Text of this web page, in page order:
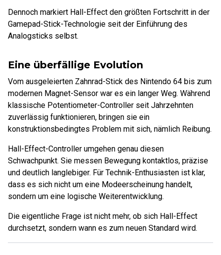
Dennoch markiert Hall-Effect den größten Fortschritt in der
Gamepad-Stick-Technologie seit der Einführung des
Analogsticks selbst.
Eine überfällige Evolution
Vom ausgeleierten Zahnrad-Stick des Nintendo 64 bis zum
modernen Magnet-Sensor war es ein langer Weg. Während
klassische Potentiometer-Controller seit Jahrzehnten
zuverlässig funktionieren, bringen sie ein
konstruktionsbedingtes Problem mit sich, nämlich Reibung.
Hall-Effect-Controller umgehen genau diesen
Schwachpunkt. Sie messen Bewegung kontaktlos, präzise
und deutlich langlebiger. Für Technik-Enthusiasten ist klar,
dass es sich nicht um eine Modeerscheinung handelt,
sondern um eine logische Weiterentwicklung.
Die eigentliche Frage ist nicht mehr, ob sich Hall-Effect
durchsetzt, sondern wann es zum neuen Standard wird.